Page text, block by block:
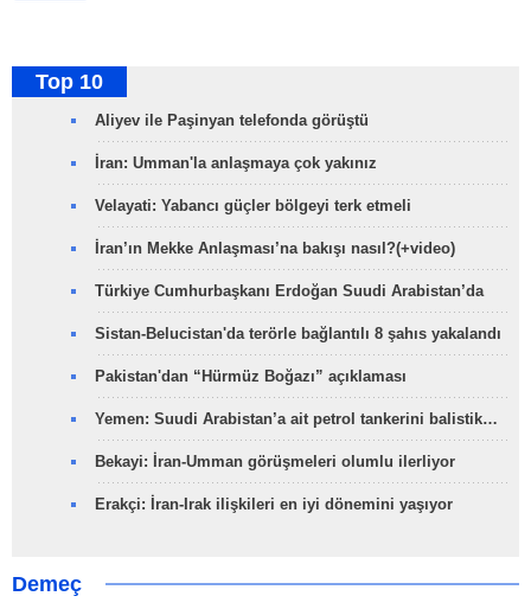
Top 10
Aliyev ile Paşinyan telefonda görüştü
İran: Umman'la anlaşmaya çok yakınız
Velayati: Yabancı güçler bölgeyi terk etmeli
İran’ın Mekke Anlaşması’na bakışı nasıl?(+video)
Türkiye Cumhurbaşkanı Erdoğan Suudi Arabistan’da
Sistan-Belucistan'da terörle bağlantılı 8 şahıs yakalandı
Pakistan'dan “Hürmüz Boğazı” açıklaması
Yemen: Suudi Arabistan’a ait petrol tankerini balistik…
Bekayi: İran-Umman görüşmeleri olumlu ilerliyor
Erakçi: İran-Irak ilişkileri en iyi dönemini yaşıyor
Demeç